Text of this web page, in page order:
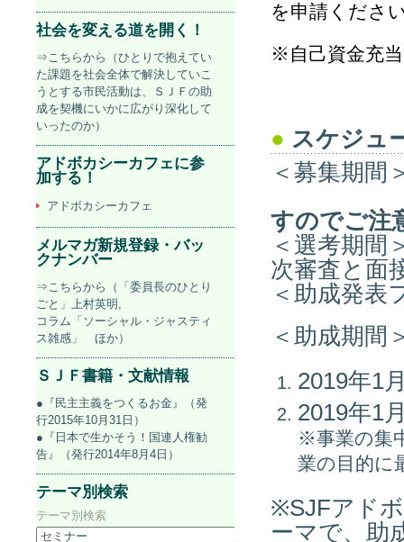
を申請くださ
※自己資金充
● スケジュ
＜募集期
すのでご注
＜選考期
次審査と面
＜助成発表
＜助成期
2019年1
2019年1
※事業の集
業の目的に
※SJFアド
ーマで、助
社会を変える道を開く！
⇒こちらから（ひとりで抱えてい
た課題を社会全体で解決していこ
うとする市民活動は、ＳＪＦの助
成を契機にいかに広がり深化して
いったのか）
アドボカシーカフェに参
加する！
アドボカシーカフェ
メルマガ新規登録・バッ
クナンバー
⇒こちらから（「委員長のひとり
ごと」上村英明,
コラム「ソーシャル・ジャスティ
ス雑感」 ほか）
ＳＪＦ書籍・文献情報
●『民主主義をつくるお金』（発
行2015年10月31日）
●『日本で生かそう！国連人権勧
告』（発行2014年8月4日）
テーマ別検索
テーマ別検索